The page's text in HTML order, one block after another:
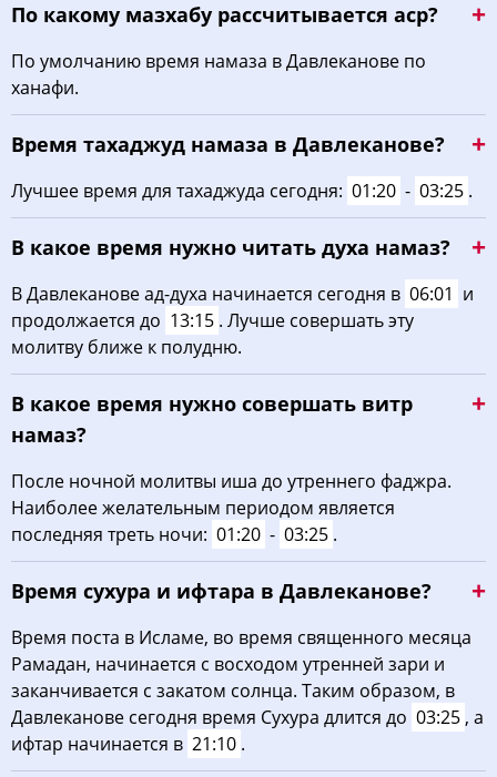
По какому мазхабу рассчитывается аср?
По умолчанию время намаза в Давлеканове по
ханафи.
Время тахаджуд намаза в Давлеканове?
Лучшее время для тахаджуда сегодня: 01:20 - 03:25 .
В какое время нужно читать духа намаз?
В Давлеканове ад-духа начинается сегодня в 06:01 и
продолжается до 13:15 . Лучше совершать эту
молитву ближе к полудню.
В какое время нужно совершать витр
намаз?
После ночной молитвы иша до утреннего фаджра.
Наиболее желательным периодом является
последняя треть ночи: 01:20 - 03:25 .
Время сухура и ифтара в Давлеканове?
Время поста в Исламе, во время священного месяца
Рамадан, начинается с восходом утренней зари и
заканчивается с закатом солнца. Таким образом, в
Давлеканове сегодня время Сухура длится до 03:25 , а
ифтар начинается в 21:10 .